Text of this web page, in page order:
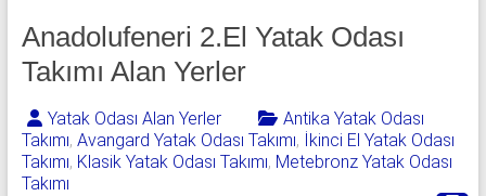
Anadolufeneri 2.El Yatak Odası
Takımı Alan Yerler
Yatak Odası Alan Yerler
Antika Yatak Odası
Takımı, Avangard Yatak Odası Takımı,
İkinci El Yatak Odası
Takımı, Klasik Yatak Odası Takımı, Metebronz Yatak Odası
Takımı